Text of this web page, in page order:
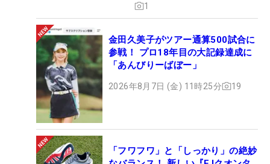
1
金田久美子がツアー通算500試合に
参戦！ プロ18年目の大記録達成に
「あんびりーばぼー」
2026年8月7日 (金) 11時25分 19
「フワフワ」と「しっかり」の絶妙